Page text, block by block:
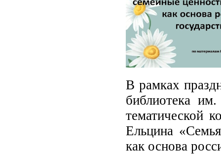
В рамках
библиотека
тематической
Ельцина
как основа